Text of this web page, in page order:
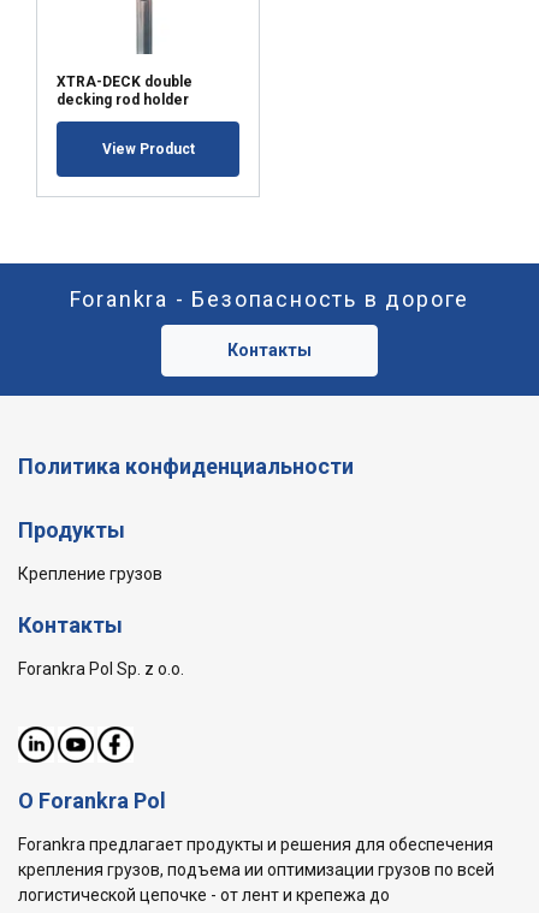
XTRA-DECK double
decking rod holder
View Product
Forankra - Безопасность в дороге
Контакты
Политика конфиденциальности
Продукты
Крепление грузов
Контакты
Forankra Pol Sp. z o.o.
О Forankra Pol
Forankra предлагает продукты и решения для обеспечения
крепления грузов, подъема ии оптимизации грузов по всей
логистической цепочке - от лент и крепежа до